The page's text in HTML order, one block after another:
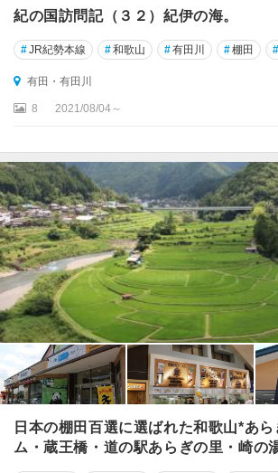
紀の国訪問記（３２）紀伊の海。
#JR紀勢本線 #和歌山 #有田川 #棚田 #
有田・有田川
8 2021/08/04～
日本の棚田百選に選ばれた和歌山*あ
ム・蔵王橋・道の駅あらぎの里・崎の